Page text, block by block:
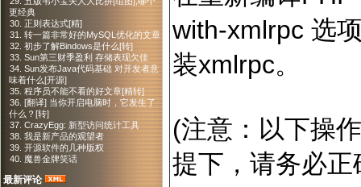
更经典
30. 正则表达式[精]
31. 转一篇非常好的MySQL优化的文章
32. 初步了解Bindows是什么[转]
33. Sun第三财季盈利 存储表现欠佳
34. Sun发布Java代码基础 对开发者意
味着什么[开源]
35. 程序员不能不看的好文章[精转]
36. [翻译] 当你开启电脑时，它发生了
什么？[转]
37. CrazyEgg: 新型访问统计工具
38. 我是新产品的观望者
39. 开源软件的几种版权
40. 魔兽金牌笑话
最新评论
with-xmlrpc 选
装xmlrpc。
(注意：以下操
提下，请务必正